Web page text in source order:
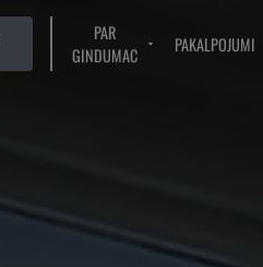
PAR
GINDUMAC
PAKALPOJUMI